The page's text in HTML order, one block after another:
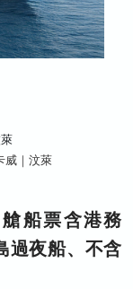
威｜汶萊
船票含港務
夜船、不含